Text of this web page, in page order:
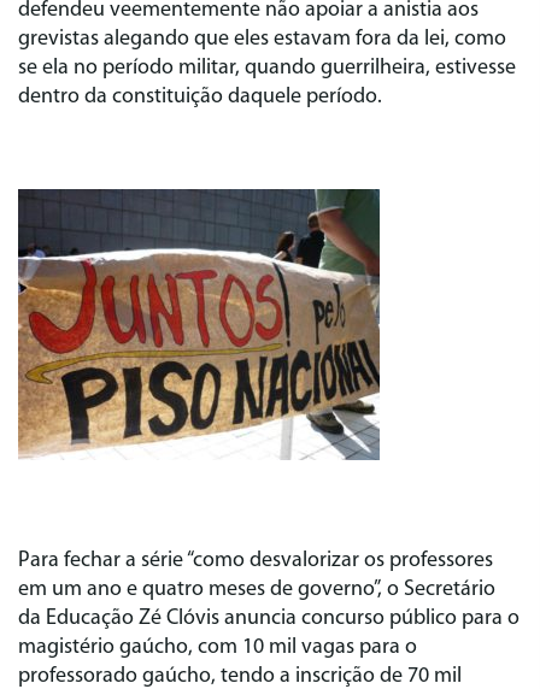
defendeu veementemente não apoiar a anistia aos
grevistas alegando que eles estavam fora da lei, como
se ela no período militar, quando guerrilheira, estivesse
dentro da constituição daquele período.
Para fechar a série “como desvalorizar os professores
em um ano e quatro meses de governo”, o Secretário
da Educação Zé Clóvis anuncia concurso público para o
magistério gaúcho, com 10 mil vagas para o
professorado gaúcho, tendo a inscrição de 70 mil